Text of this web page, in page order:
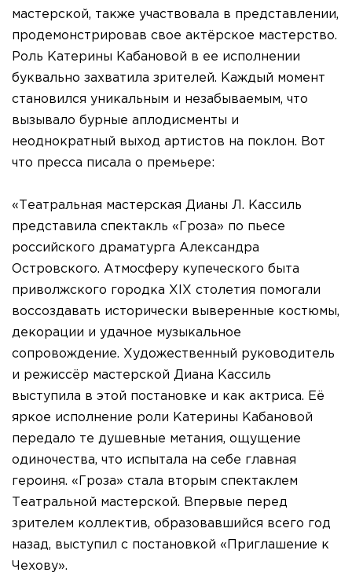
мастерской, также участвовала в представлении,
продемонстрировав свое актёрское мастерство.
Роль Катерины Кабановой в ее исполнении
буквально захватила зрителей. Каждый момент
становился уникальным и незабываемым, что
вызывало бурные аплодисменты и
неоднократный выход артистов на поклон. Вот
что пресса писала о премьере:
«Театральная мастерская Дианы Л. Кассиль
представила спектакль «Гроза» по пьесе
российского драматурга Александра
Островского. Атмосферу купеческого быта
приволжского городка XIX столетия помогали
воссоздавать исторически выверенные костюмы,
декорации и удачное музыкальное
сопровождение. Художественный руководитель
и режиссёр мастерской Диана Кассиль
выступила в этой постановке и как актриса. Её
яркое исполнение роли Катерины Кабановой
передало те душевные метания, ощущение
одиночества, что испытала на себе главная
героиня. «Гроза» стала вторым спектаклем
Театральной мастерской. Впервые перед
зрителем коллектив, образовавшийся всего год
назад, выступил с постановкой «Приглашение к
Чехову».